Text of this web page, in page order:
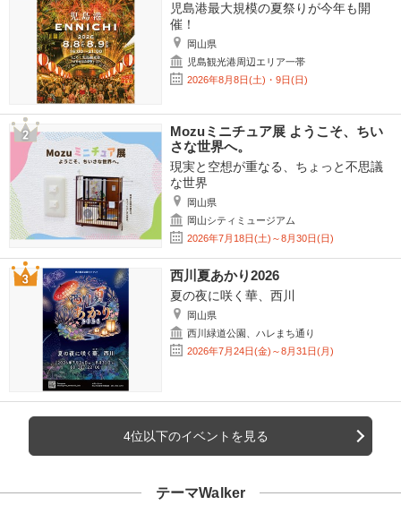
児島港最大規模の夏祭りが今年も開
催！
岡山県
児島観光港周辺エリア一帯
2026年8月8日(土)・9日(日)
Mozuミニチュア展 ようこそ、ちい
さな世界へ。
現実と空想が重なる、ちょっと不思議
な世界
岡山県
岡山シティミュージアム
2026年7月18日(土)～8月30日(日)
西川夏あかり2026
夏の夜に咲く華、西川
岡山県
西川緑道公園、ハレまち通り
2026年7月24日(金)～8月31日(月)
4位以下のイベントを見る
テーマWalker